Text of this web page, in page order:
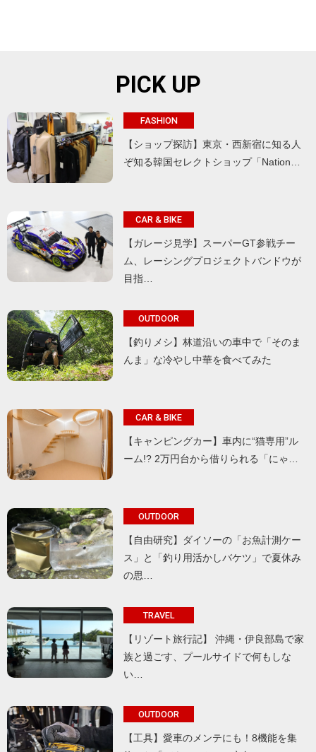
PICK UP
FASHION
【ショップ探訪】東京・西新宿に知る人
ぞ知る韓国セレクトショップ「Nation…
CAR & BIKE
【ガレージ見学】スーパーGT参戦チー
ム、レーシングプロジェクトバンドウが
目指…
OUTDOOR
【釣りメシ】林道沿いの車中で「そのま
んま」な冷やし中華を食べてみた
CAR & BIKE
【キャンピングカー】車内に“猫専用”ル
ーム!? 2万円台から借りられる「にゃ…
OUTDOOR
【自由研究】ダイソーの「お魚計測ケー
ス」と「釣り用活かしバケツ」で夏休み
の思…
TRAVEL
【リゾート旅行記】 沖縄・伊良部島で家
族と過ごす、プールサイドで何もしな
い…
OUTDOOR
【工具】愛車のメンテにも！8機能を集